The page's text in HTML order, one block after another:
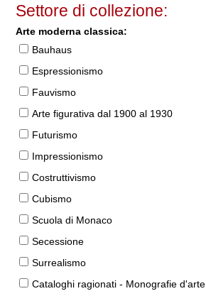
Settore di collezione:
Arte moderna classica:
Bauhaus
Espressionismo
Fauvismo
Arte figurativa dal 1900 al 1930
Futurismo
Impressionismo
Costruttivismo
Cubismo
Scuola di Monaco
Secessione
Surrealismo
Cataloghi ragionati - Monografie d'arte